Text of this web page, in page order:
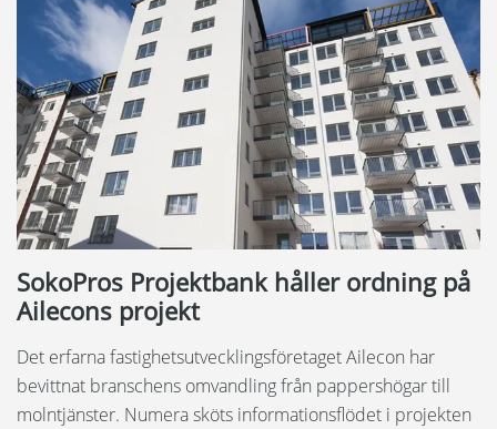
SokoPros Projektbank håller ordning på
Ailecons projekt
Det erfarna fastighetsutvecklingsföretaget Ailecon har
bevittnat branschens omvandling från pappershögar till
molntjänster. Numera sköts informationsflödet i projekten